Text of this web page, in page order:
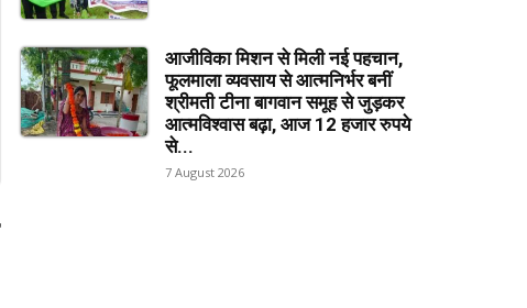
आजीविका मिशन से मिली नई पहचान,
फूलमाला व्यवसाय से आत्मनिर्भर बनीं
श्रीमती टीना बागवान समूह से जुड़कर
आत्मविश्वास बढ़ा, आज 12 हजार रुपये
से...
7 August 2026